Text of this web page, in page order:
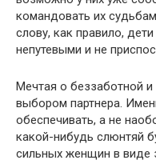
командовать их
слову, как правило,
непутевыми и не
Мечтая о беззаботной
выбором партнера.
обеспечивать, а не
какой-нибудь слюнтяй
сильных женщин в виде